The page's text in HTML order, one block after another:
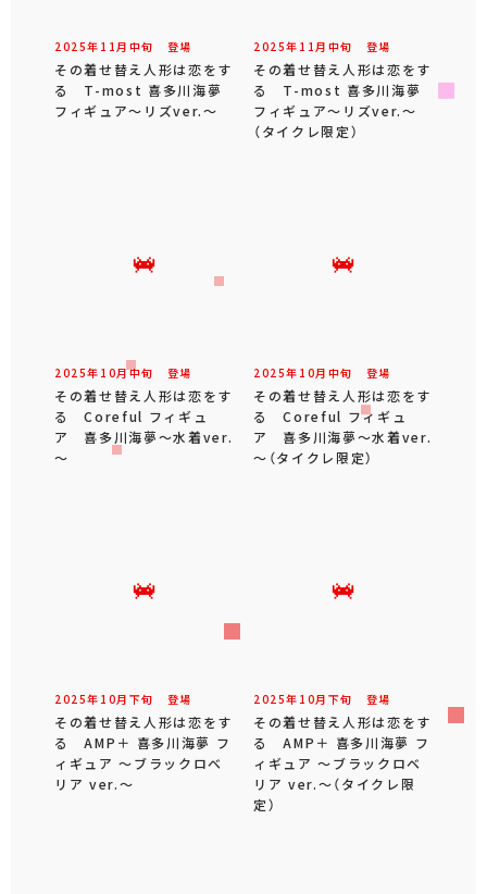
2025年 11 月 中旬 登場
その着せ替え人形は恋をす
る T-most 喜多川海夢
フィギュア～リズver.～
2025年 11 月 中旬 登場
その着せ替え人形は恋をす
る T-most 喜多川海夢
フィギュア～リズver.～
（タイクレ限定）
2025年 10月中旬 登場
その着せ替え人形は恋をす
る Coreful フィギュ
ア 喜多川海夢～水着ver.
～
2025年 10月 中旬 登場
その着せ替え人形は恋をす
る Coreful フィギュ
ア 喜多川海夢～水着ver.
～（タイクレ限定）
2025年 10月 下旬 登場
その着せ替え人形は恋をす
る AMP＋ 喜多川海夢 フ
ィギュア ～ブラックロベ
リア ver.～
2025年 10月 下旬 登場
その着せ替え人形は恋をす
る AMP＋ 喜多川海夢 フ
ィギュア ～ブラックロベ
リア ver.～（タイクレ限
定）